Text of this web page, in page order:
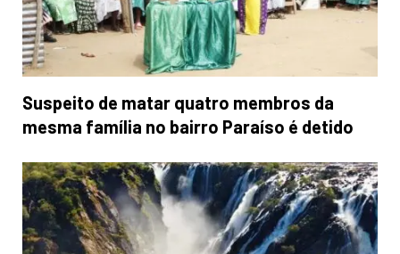
Suspeito de matar quatro membros da
mesma família no bairro Paraíso é detido